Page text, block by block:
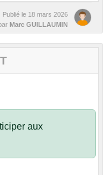
Publié le 18 mars 2026
Marc GUILLAUMIN
aux